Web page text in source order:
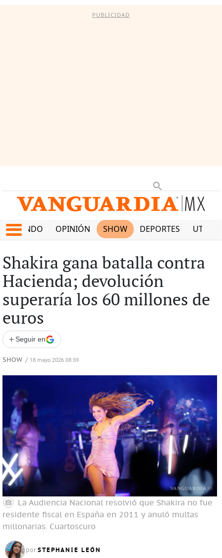
PUBLICIDAD
MUNDO OPINIÓN SHOW DEPORTES
Shakira gana batalla contra
Hacienda; devolución
superaría los 60 millones de
euros
+ Seguir en
SHOW / 18 mayo 2026 08:59
La Audiencia Nacional resolvió que Shakira no fue
residente fiscal en España en 2011 y anuló multas
millonarias. Cuartoscuro
por STEPHANIE LEÓN